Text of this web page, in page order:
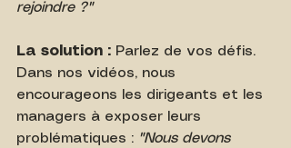
rejoindre ?"
La solution : Parlez de vos défis.
Dans nos vidéos, nous
encourageons les dirigeants et les
managers à exposer leurs
problématiques : "Nous devons